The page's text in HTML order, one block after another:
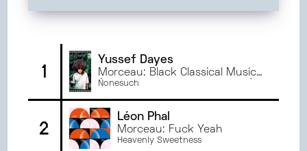
DÉCEMBRE2024
NOVEMBRE2024
OCTOBRE
SEPTEMBRE2024
JUIN2024
2024
ORLÉANS
DIJON
ANGERS
RENNES
1
Yussef Dayes
Morceau: Black Classical Music
(feat. Venna & Charlie Stacey)
Nonesuch
2
Léon Phal
Morceau: Fuck Yeah
Heavenly Sweetness